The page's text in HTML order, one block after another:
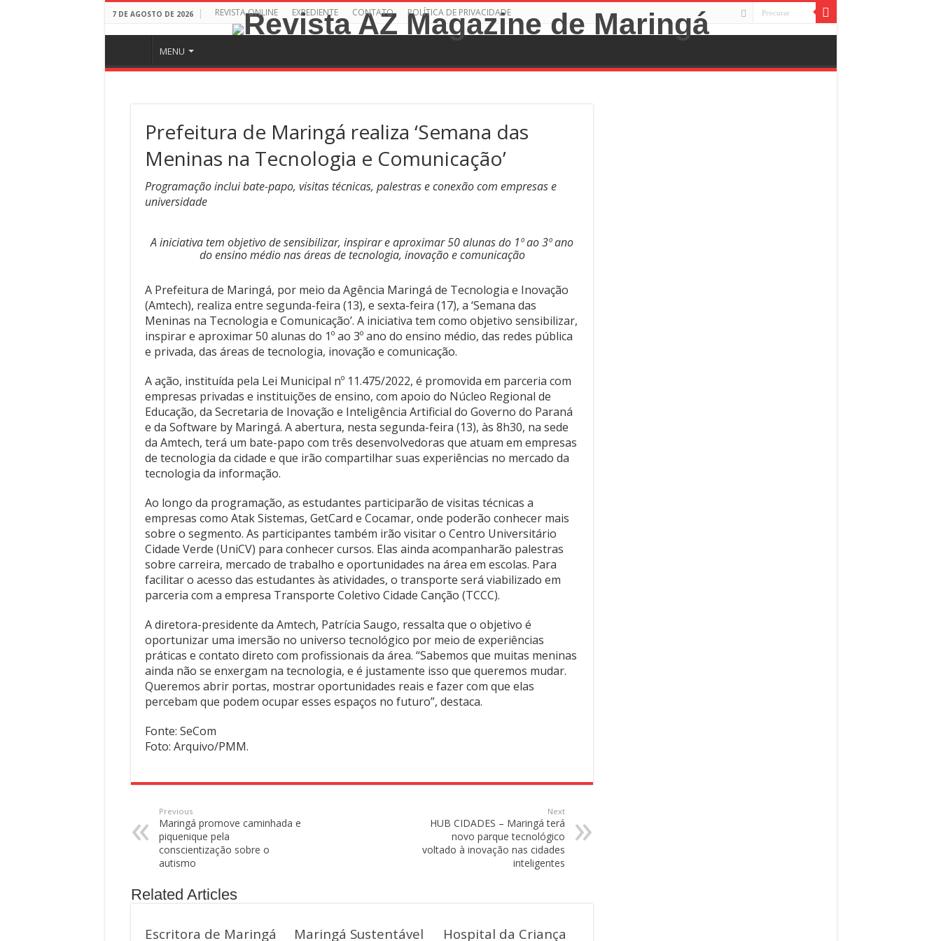
7 DE AGOSTO DE 2026 REVISTA ONLINE EXPEDIENTE CONTATO POLÍTICA DE PRIVACIDADE
MENU
Prefeitura de Maringá realiza ‘Semana das
Meninas na Tecnologia e Comunicação’
Programação inclui bate-papo, visitas técnicas, palestras e conexão com empresas e
universidade
A iniciativa tem objetivo de sensibilizar, inspirar e aproximar 50 alunas do 1º ao 3º ano
do ensino médio nas áreas de tecnologia, inovação e comunicação
A Prefeitura de Maringá, por meio da Agência Maringá de Tecnologia e Inovação
(Amtech), realiza entre segunda-feira (13), e sexta-feira (17), a ‘Semana das
Meninas na Tecnologia e Comunicação’. A iniciativa tem como objetivo sensibilizar,
inspirar e aproximar 50 alunas do 1º ao 3º ano do ensino médio, das redes pública
e privada, das áreas de tecnologia, inovação e comunicação.
A ação, instituída pela Lei Municipal nº 11.475/2022, é promovida em parceria com
empresas privadas e instituições de ensino, com apoio do Núcleo Regional de
Educação, da Secretaria de Inovação e Inteligência Artificial do Governo do Paraná
e da Software by Maringá. A abertura, nesta segunda-feira (13), às 8h30, na sede
da Amtech, terá um bate-papo com três desenvolvedoras que atuam em empresas
de tecnologia da cidade e que irão compartilhar suas experiências no mercado da
tecnologia da informação.
Ao longo da programação, as estudantes participarão de visitas técnicas a
empresas como Atak Sistemas, GetCard e Cocamar, onde poderão conhecer mais
sobre o segmento. As participantes também irão visitar o Centro Universitário
Cidade Verde (UniCV) para conhecer cursos. Elas ainda acompanharão palestras
sobre carreira, mercado de trabalho e oportunidades na área em escolas. Para
facilitar o acesso das estudantes às atividades, o transporte será viabilizado em
parceria com a empresa Transporte Coletivo Cidade Canção (TCCC).
A diretora-presidente da Amtech, Patrícia Saugo, ressalta que o objetivo é
oportunizar uma imersão no universo tecnológico por meio de experiências
práticas e contato direto com profissionais da área. “Sabemos que muitas meninas
ainda não se enxergam na tecnologia, e é justamente isso que queremos mudar.
Queremos abrir portas, mostrar oportunidades reais e fazer com que elas
percebam que podem ocupar esses espaços no futuro”, destaca.
Fonte: SeCom
Foto: Arquivo/PMM.
Previous
Maringá promove caminhada e
piquenique pela
conscientização sobre o
autismo
Next
HUB CIDADES – Maringá terá
novo parque tecnológico
voltado à inovação nas cidades
inteligentes
Related Articles
Escritora de Maringá Maringá Sustentável Hospital da Criança